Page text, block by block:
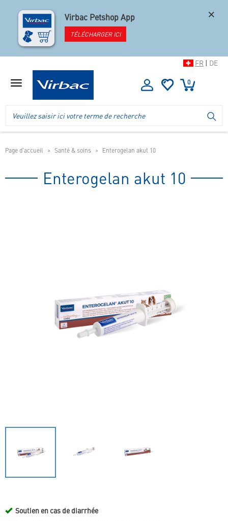
Virbac Petshop App
TÉLÉCHARGER ICI
×
FR | DE
Afficher
de
boutique
0
dans
l'en-
de
mobile
Page d'accueil Santé & soins Enterogelan akut 10
Enterogelan akut 10
Soutien en cas de diarrhée